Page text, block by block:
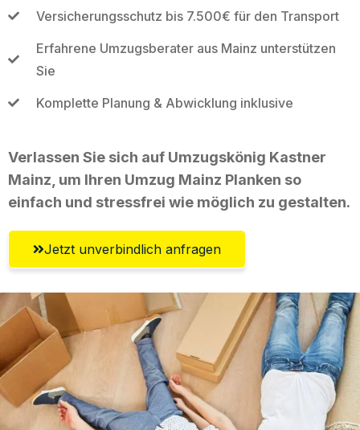
Versicherungsschutz bis 7.500€ für den Transport
Erfahrene Umzugsberater aus Mainz unterstützen
Sie
Komplette Planung & Abwicklung inklusive
Verlassen Sie sich auf Umzugskönig Kastner
Mainz, um Ihren Umzug Mainz Planken so
einfach und stressfrei wie möglich zu gestalten.
Jetzt unverbindlich anfragen